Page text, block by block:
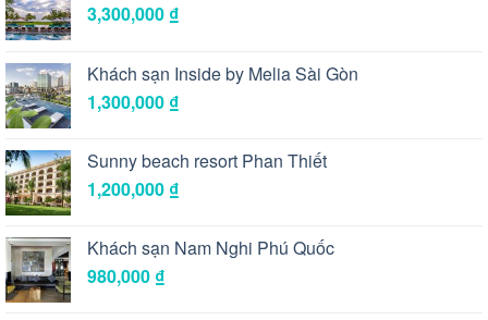
3,300,000 ₫
Khách sạn Inside by Melia Sài Gòn
1,300,000 ₫
Sunny beach resort Phan Thiết
1,200,000 ₫
Khách sạn Nam Nghi Phú Quốc
980,000 ₫